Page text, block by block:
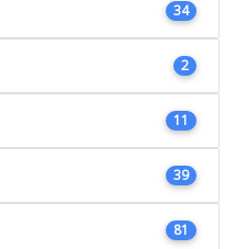
34
2
11
39
81